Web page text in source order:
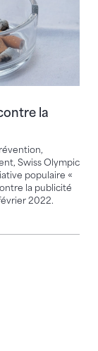
la
Swiss Olympic
populaire «
la publicité
2022.